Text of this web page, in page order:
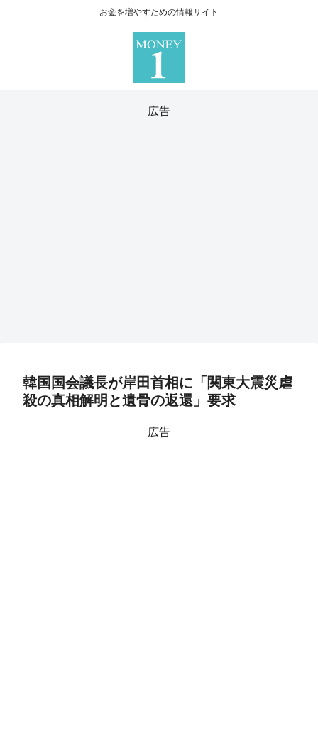
お金を増やすための情報サイト
広告
韓国国会議長が岸田首相に「関東大震災虐
殺の真相解明と遺骨の返還」要求
広告